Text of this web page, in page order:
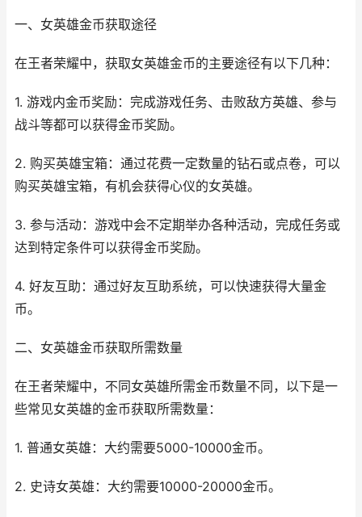
一、女英雄金币获取途径
在王者荣耀中，获取女英雄金币的主要途径有以下几种：
1. 游戏内金币奖励：完成游戏任务、击败敌方英雄、参与
战斗等都可以获得金币奖励。
2. 购买英雄宝箱：通过花费一定数量的钻石或点卷，可以
购买英雄宝箱，有机会获得心仪的女英雄。
3. 参与活动：游戏中会不定期举办各种活动，完成任务或
达到特定条件可以获得金币奖励。
4. 好友互助：通过好友互助系统，可以快速获得大量金
币。
二、女英雄金币获取所需数量
在王者荣耀中，不同女英雄所需金币数量不同，以下是一
些常见女英雄的金币获取所需数量：
1. 普通女英雄：大约需要5000-10000金币。
2. 史诗女英雄：大约需要10000-20000金币。